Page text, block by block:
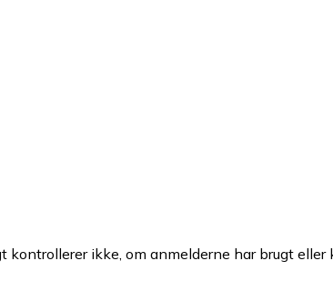
ikke, om anmelderne har brugt